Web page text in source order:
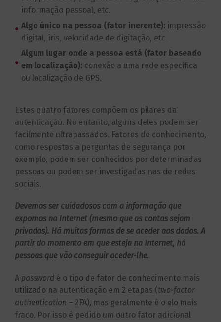
informação pessoal, etc.
Algo único na pessoa (fator inerente):impressão
digital, íris, velocidade de digitação, etc.
Algum lugar onde a pessoa está (fator baseado
em localização):conexão a uma rede específica
ou localização de GPS.
Estes quatro fatores compõem os pilares da
autenticação. No entanto, alguns deles podem ser
facilmente ultrapassados. Fatores de conhecimento,
como respostas a perguntas de segurança por
exemplo, podem ser conhecidos por determinadas
pessoas ou podem ser investigadas nas de redes
sociais.
Devemos ser cuidadosos com a informação que
expomos na Internet (mesmo que as contas sejam
privadas). Há muitas formas de se aceder aos dados. A
partir do momento em que esteja na Internet, há
pessoas que vão conseguir aceder-lhe.
A password é o tipo de fator de conhecimento mais
utilizado na autenticação em 2 etapas (two-factor
authentication – 2FA), mas geralmente é o elo mais
fraco. Por isso é pedido um outro fator adicional